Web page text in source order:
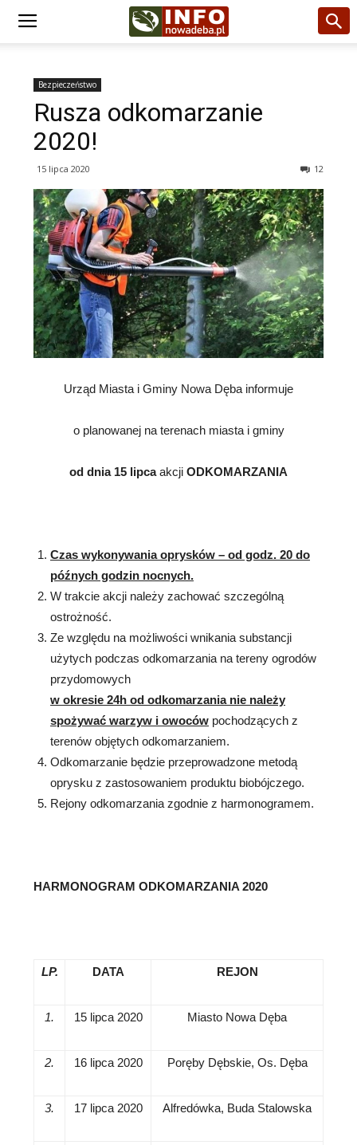
Bezpieczeństwo
Rusza odkomarzanie
2020!
15 lipca 2020 12
Urząd Miasta i Gminy Nowa Dęba informuje
o planowanej na terenach miasta i gminy
od dnia 15 lipcaakcji ODKOMARZANIA
Czas wykonywania oprysków – od godz. 20 do
późnych godzin nocnych.
W trakcie akcji należy zachować szczególną
ostrożność.
Ze względu na możliwości wnikania substancji
użytych podczas odkomarzania na tereny ogrodów
przydomowych
w okresie 24h od odkomarzania nie należy
spożywać warzyw i owoców pochodzących z
terenów objętych odkomarzaniem.
Odkomarzanie będzie przeprowadzone metodą
oprysku z zastosowaniem produktu biobójczego.
Rejony odkomarzania zgodnie z harmonogramem.
HARMONOGRAM ODKOMARZANIA 2020
LP. DATA REJON
1. 15 lipca 2020 Miasto Nowa Dęba
2. 16 lipca 2020 Poręby Dębskie, Os. Dęba
3. 17 lipca 2020 Alfredówka, Buda Stalowska